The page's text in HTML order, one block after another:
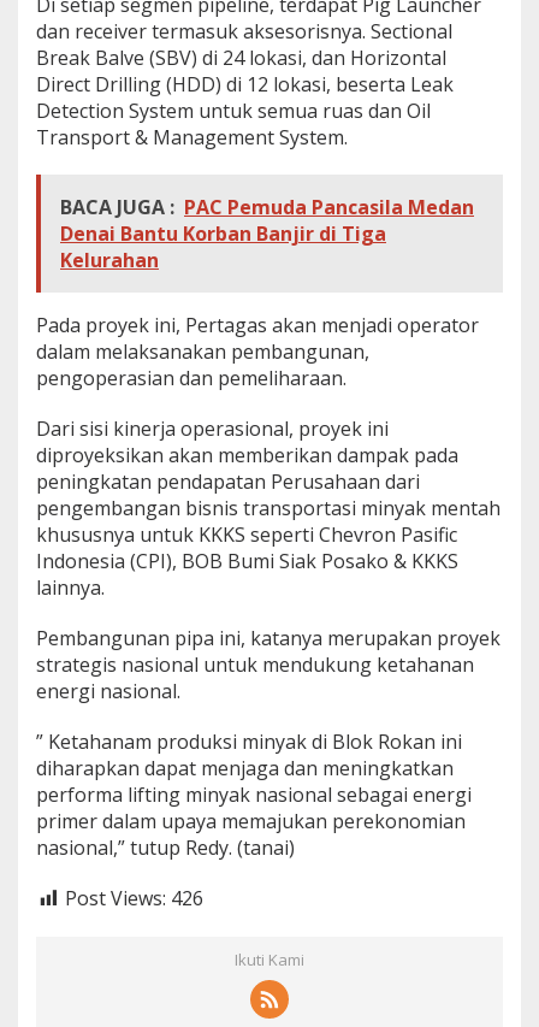
dan receiver termasuk aksesorisnya. Sectional
Break Balve (SBV) di 24 lokasi, dan Horizontal
Direct Drilling (HDD) di 12 lokasi, beserta Leak
Detection System untuk semua ruas dan Oil
Transport & Management System.
BACA JUGA : PAC Pemuda Pancasila Medan
Denai Bantu Korban Banjir di Tiga
Kelurahan
Pada proyek ini, Pertagas akan menjadi operator
dalam melaksanakan pembangunan,
pengoperasian dan pemeliharaan.
Dari sisi kinerja operasional, proyek ini
diproyeksikan akan memberikan dampak pada
peningkatan pendapatan Perusahaan dari
pengembangan bisnis transportasi minyak mentah
khususnya untuk KKKS seperti Chevron Pasific
Indonesia (CPI), BOB Bumi Siak Posako & KKKS
lainnya.
Pembangunan pipa ini, katanya merupakan proyek
strategis nasional untuk mendukung ketahanan
energi nasional.
” Ketahanam produksi minyak di Blok Rokan ini
diharapkan dapat menjaga dan meningkatkan
performa lifting minyak nasional sebagai energi
primer dalam upaya memajukan perekonomian
nasional,” tutup Redy. (tanai)
Post Views: 426
Ikuti Kami